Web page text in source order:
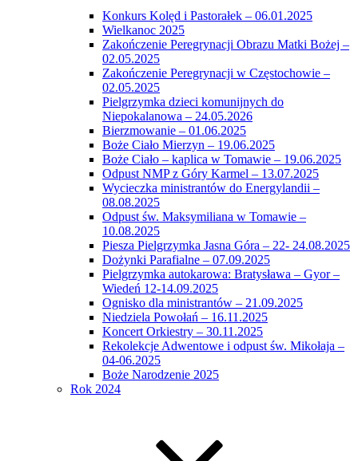
Konkurs Kolęd i Pastorałek – 06.01.2025
Wielkanoc 2025
Zakończenie Peregrynacji Obrazu Matki Bożej –
02.05.2025
Zakończenie Peregrynacji w Częstochowie –
02.05.2025
Pielgrzymka dzieci komunijnych do
Niepokalanowa – 24.05.2026
Bierzmowanie – 01.06.2025
Boże Ciało Mierzyn – 19.06.2025
Boże Ciało – kaplica w Tomawie – 19.06.2025
Odpust NMP z Góry Karmel – 13.07.2025
Wycieczka ministrantów do Energylandii –
08.08.2025
Odpust św. Maksymiliana w Tomawie –
10.08.2025
Piesza Pielgrzymka Jasna Góra – 22- 24.08.2025
Dożynki Parafialne – 07.09.2025
Pielgrzymka autokarowa: Bratysława – Gyor –
Wiedeń 12-14.09.2025
Ognisko dla ministrantów – 21.09.2025
Niedziela Powołań – 16.11.2025
Koncert Orkiestry – 30.11.2025
Rekolekcje Adwentowe i odpust św. Mikołaja –
04-06.2025
Boże Narodzenie 2025
Rok 2024